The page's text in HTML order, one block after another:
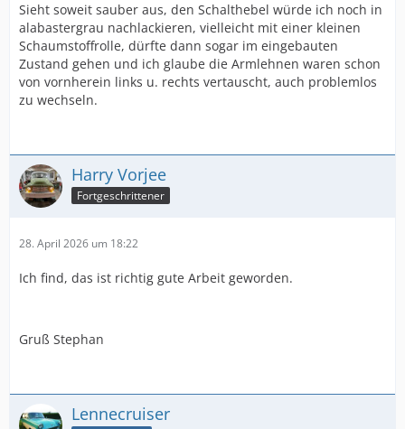
Sieht soweit sauber aus, den Schalthebel würde ich noch in
alabastergrau nachlackieren, vielleicht mit einer kleinen
Schaumstoffrolle, dürfte dann sogar im eingebauten
Zustand gehen und ich glaube die Armlehnen waren schon
von vornherein links u. rechts vertauscht, auch problemlos
zu wechseln.
Harry Vorjee
Fortgeschrittener
28. April 2026 um 18:22
Ich find, das ist richtig gute Arbeit geworden.
Gruß Stephan
Lennecruiser